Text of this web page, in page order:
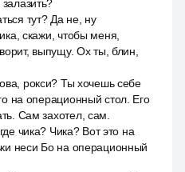
тут? Да не, ну
скажи, чтобы меня,
выпущу. Ох ты, блин,
рокси? Ты хочешь себе
на операционный стол. Его
Сам захотел, сам.
чика? Чика? Вот это на
неси Бо на операционный